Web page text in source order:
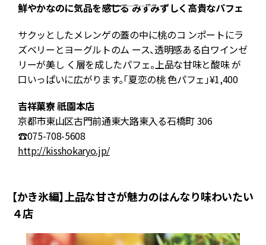
鮮やかなのに気品を感じる みずみずしく高貴なパフェ
サクッとしたメレンゲの蓋の中に桃のコ ンポートにラ
ズベリーとヨーグルトのム ース、透明感ある白ワインゼ
リーが美し く層を成したパフェ。上品な甘味と酸味 が
口いっぱいに広がります。「夏恋の桃 色パフェ」¥1,400
吉祥菓寮 祇園本店
京都市東山区古門前通東大路東入る石橋町 306
☎075-708-5608
http://kisshokaryo.jp/
【かき氷編】上品な甘さが魅力のはんなり味わいたい
４店